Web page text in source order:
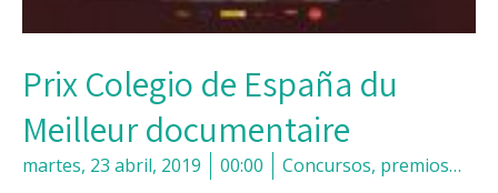
Prix Colegio de España du
Meilleur documentaire
martes, 23 abril, 2019 00:00 Concursos, premios…